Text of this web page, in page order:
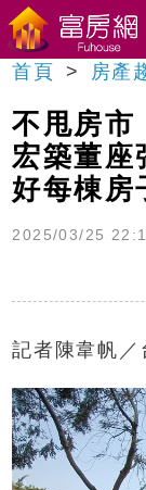
首頁 房產
不甩房
宏築董座
好每棟房
2025/03/25
記者陳韋帆／